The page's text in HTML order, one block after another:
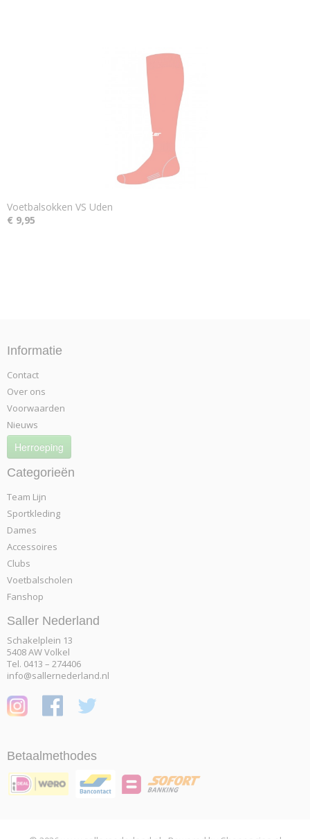
Voetbalsokken VS Uden
€ 9,95
Informatie
Contact
Over ons
Voorwaarden
Nieuws
Herroeping
Categorieën
Team Lijn
Sportkleding
Dames
Accessoires
Clubs
Voetbalscholen
Fanshop
Saller Nederland
Schakelplein 13
5408 AW Volkel
Tel. 0413 – 274406
info@sallernederland.nl
Betaalmethodes